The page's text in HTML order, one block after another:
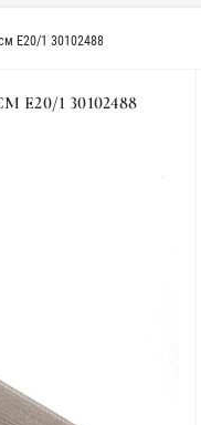
E20/1 30102488
1 30102488